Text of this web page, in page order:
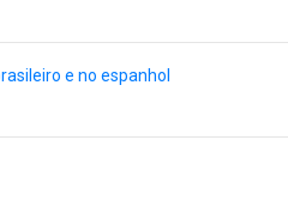
e no espanhol